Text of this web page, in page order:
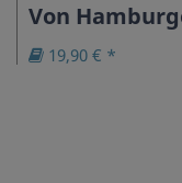
Von
19,90 € *